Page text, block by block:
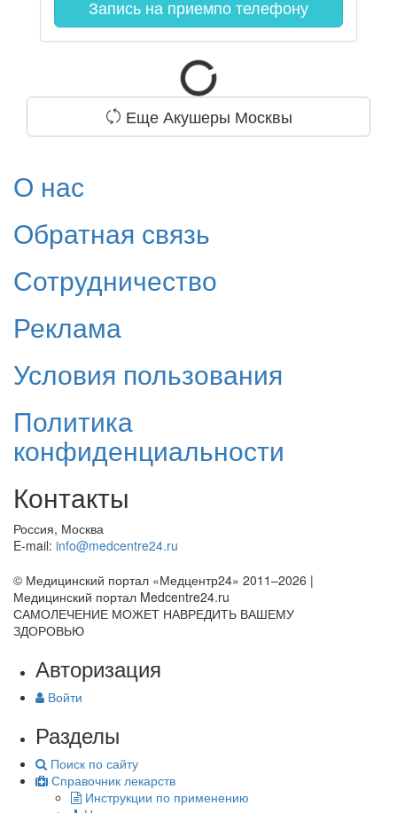
Запись на приемпо телефону
Еще Акушеры Москвы
О нас
Обратная связь
Сотрудничество
Реклама
Условия пользования
Политика
конфиденциальности
Контакты
Россия, Москва
E-mail: info@medcentre24.ru
© Медицинский портал «Медцентр24» 2011–2026 |
Медицинский портал Medcentre24.ru
САМОЛЕЧЕНИЕ МОЖЕТ НАВРЕДИТЬ ВАШЕМУ
ЗДОРОВЬЮ
Авторизация
Войти
Разделы
Поиск по сайту
Справочник лекарств
Инструкции по применению